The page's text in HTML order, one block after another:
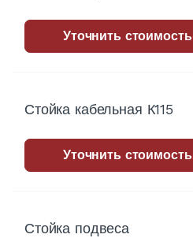
Уточнить стоимость
Стойка кабельная К115
Уточнить стоимость
Стойка подвеса